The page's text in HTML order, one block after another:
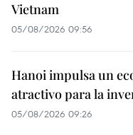
Vietnam
05/08/2026 09:56
Hanoi impulsa un
atractivo para la
05/08/2026 09:26